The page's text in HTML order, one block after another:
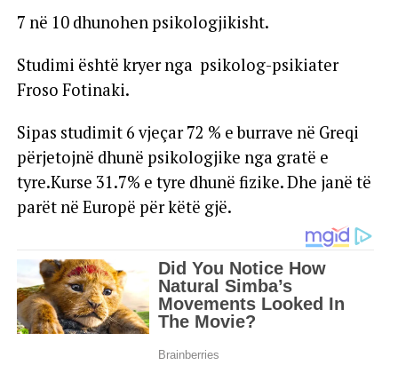
7 në 10 dhunohen psikologjikisht.
Studimi është kryer nga psikolog-psikiater
Froso Fotinaki.
Sipas studimit 6 vjeçar 72 % e burrave në Greqi
përjetojnë dhunë psikologjike nga gratë e
tyre.Kurse 31.7% e tyre dhunë fizike. Dhe janë të
parët në Europë për këtë gjë.